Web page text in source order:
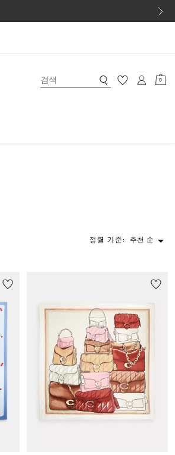
0
정렬 기준: 추천 순